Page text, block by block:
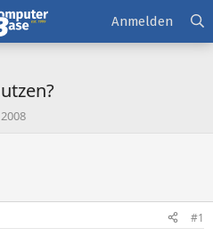
Anmelden
#1